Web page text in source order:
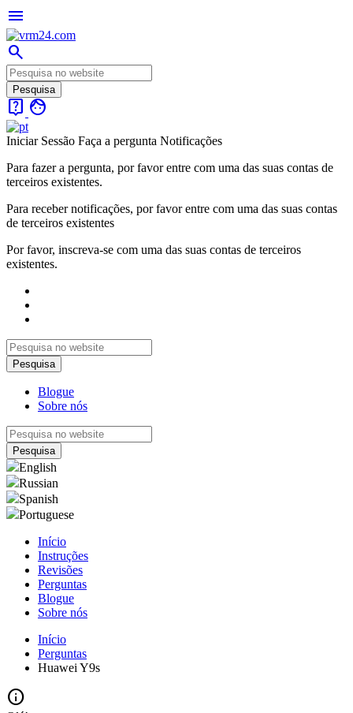
menu
search
live_help face
Iniciar Sessão Faça a pergunta Notificações
Para fazer a pergunta, por favor entre com uma das suas contas de
terceiros existentes.
Para receber notificações, por favor entre com uma das suas contas
de terceiros existentes
Por favor, inscreva-se com uma das suas contas de terceiros
existentes.
Blogue
Sobre nós
English
Russian
Spanish
Portuguese
Início
Instruções
Revisões
Perguntas
Blogue
Sobre nós
Início
Perguntas
Huawei Y9s
info